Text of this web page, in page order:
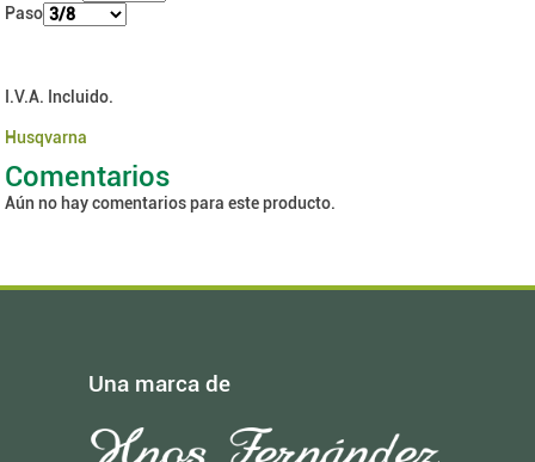
Paso
I.V.A. Incluido.
Husqvarna
Comentarios
Aún no hay comentarios para este producto.
Una marca de